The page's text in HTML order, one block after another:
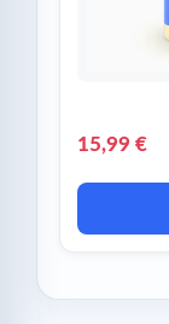
15,99 €